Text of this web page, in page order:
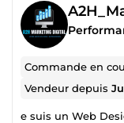
Commande en
Vendeur depuis
e suis un Web